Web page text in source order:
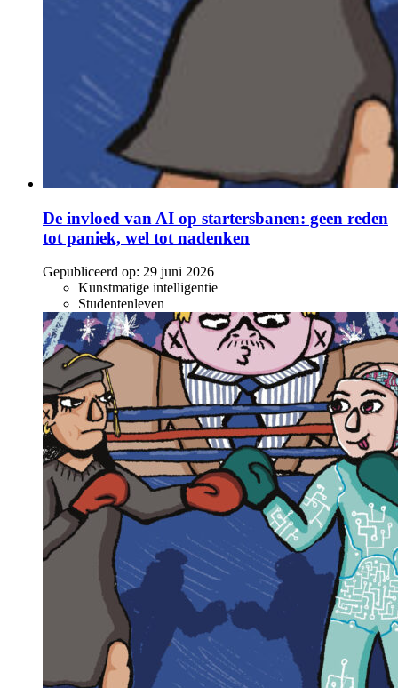
De invloed van AI op startersbanen: geen reden
tot paniek, wel tot nadenken
Gepubliceerd op: 29 juni 2026
Kunstmatige intelligentie
Studentenleven